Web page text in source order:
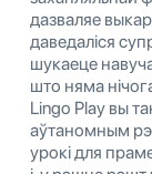
дазваляе
даведаліся
шукаеце
што няма
Lingo Play вы
аўтаномным
урокі для